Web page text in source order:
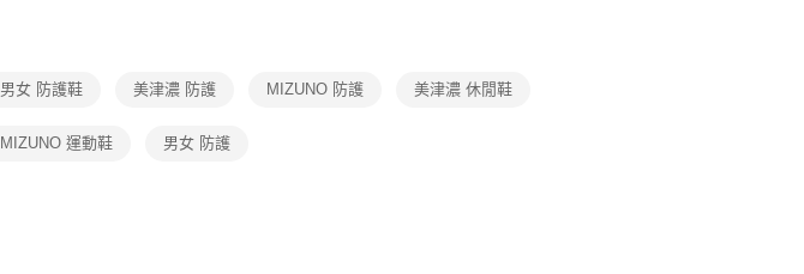
１．透過由恩沛科技股份有限公司提供之「AFTEE先享後付」服務完成之
交易，需依本服務之必要範圍內提供個人資料，並將交易相關給付款項請
２．關於個人資料處理事宜，請瀏覽以下網址：
男女 防護鞋 美津濃 防護 MIZUNO 防護 美津濃 休閒鞋
MIZUNO 運動鞋 男女 防護